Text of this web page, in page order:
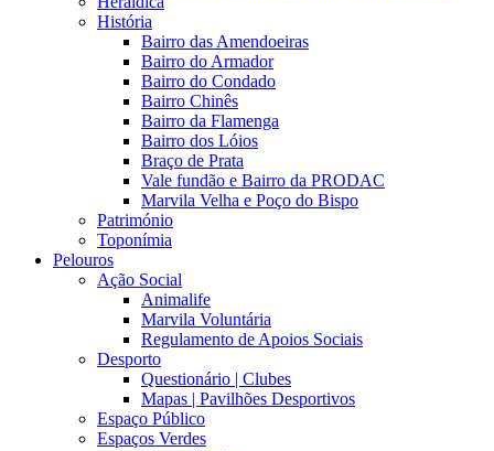
História
Bairro das Amendoeiras
Bairro do Armador
Bairro do Condado
Bairro Chinês
Bairro da Flamenga
Bairro dos Lóios
Braço de Prata
Vale fundão e Bairro da PRODAC
Marvila Velha e Poço do Bispo
Património
Toponímia
Pelouros
Ação Social
Animalife
Marvila Voluntária
Regulamento de Apoios Sociais
Desporto
Questionário | Clubes
Mapas | Pavilhões Desportivos
Espaço Público
Espaços Verdes